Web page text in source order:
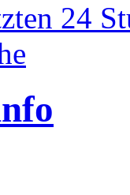
24